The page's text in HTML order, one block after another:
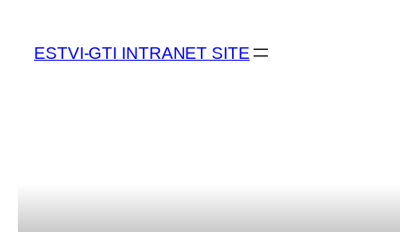
ESTVI-GTI INTRANET SITE